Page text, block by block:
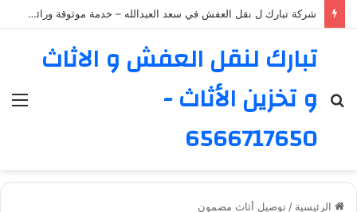
شركة تبارك ل نقل العفش في سعد العبدالله – خدمة موثوقة ورائدة
تبارك لنقل العفش و الاثاث
و تخزين الأثاث -
6566717650
بحث
الرئيسية / توصيل أثاث مضمون